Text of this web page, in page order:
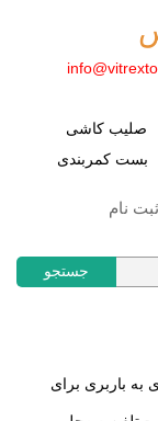
ثبت نام
جستجو
صلیب کاشی
​بست کمربندی
وجه ، ظرف 2 روز کاری به باربری برای